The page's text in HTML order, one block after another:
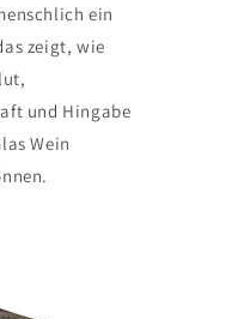
ein
zeigt, wie
und Hingabe
Wein